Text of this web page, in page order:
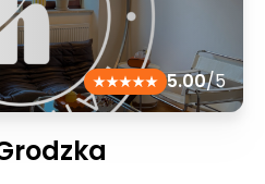
5.00/5